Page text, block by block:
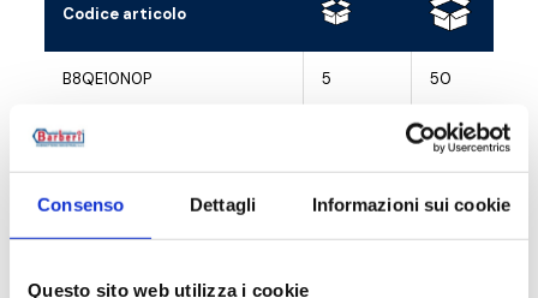
Consenso Dettagli Informazioni sui cookie
Questo sito web utilizza i cookie
Codice articolo
B8QE10N0P 5 50
B8QE15N0P 50
Descrizione